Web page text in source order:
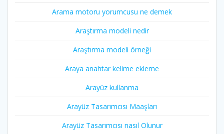
Arama motoru yorumcusu ne demek
Araştırma modeli nedir
Araştırma modeli örneği
Araya anahtar kelime ekleme
Arayüz kullanma
Arayüz Tasarımcısı Maaşları
Arayüz Tasarımcısı nasıl Olunur